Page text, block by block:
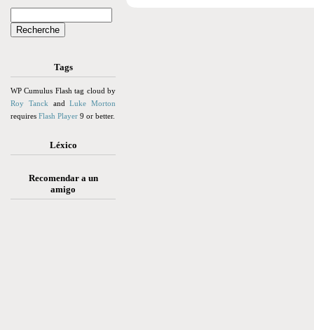
Tags
WP Cumulus Flash tag cloud by
Roy Tanck andLuke Morton
requires Flash Player 9 or better.
Léxico
Recomendar a un
amigo